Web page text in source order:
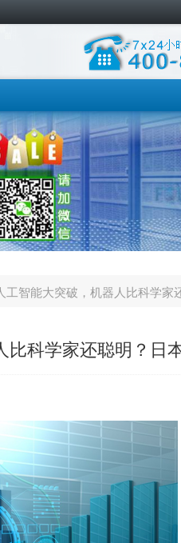
工智能大突破，机器人比科学家
科学家还聪明？日